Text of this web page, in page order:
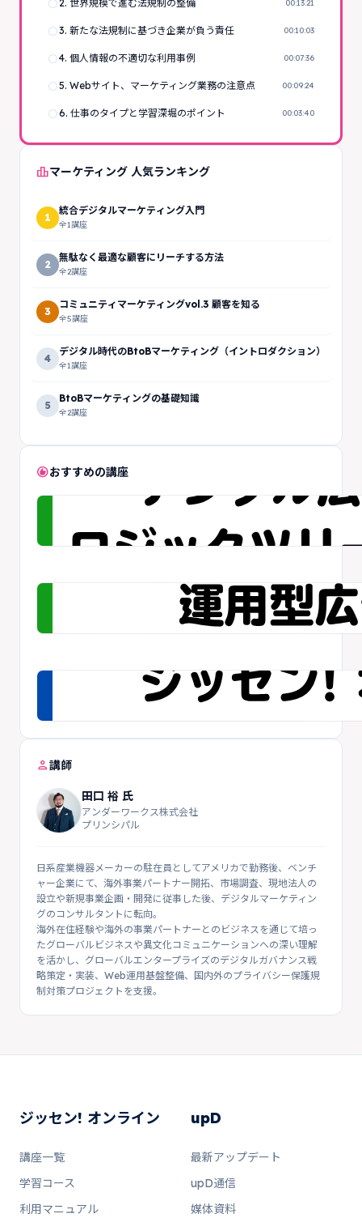
radio_button_unchecked 2. 世界規模で進む法規制の整備 00:13:21
radio_button_unchecked3. 新たな法規制に基づき企業が負う責任 00:10:03
radio_button_unchecked4. 個人情報の不適切な利用事例 00:07:36
radio_button_unchecked5. Webサイト、マーケティング業務の注意点 00:09:24
radio_button_unchecked6. 仕事のタイプと学習深堀のポイント 00:03:40
recommendおすすめの講座
leaderboardマーケティング 人気ランキング
1
統合デジタルマーケティング入門
全1講座
2
無駄なく最適な顧客にリーチする方法
全2講座
3
コミュニティマーケティングvol.3 顧客を知る
全5講座
4
デジタル時代のBtoBマーケティング（イントロダクション）
全1講座
5
BtoBマーケティングの基礎知識
全2講座
person講師
田口 裕 氏
アンダーワークス株式会社
プリンシパル
日系産業機器メーカーの駐在員としてアメリカで勤務後、ベンチ
ャー企業にて、海外事業パートナー開拓、市場調査、現地法人の
設立や新規事業企画・開発に従事した後、デジタルマーケティン
グのコンサルタントに転向。
海外在住経験や海外の事業パートナーとのビジネスを通じて培っ
たグローバルビジネスや異文化コミュニケーションへの深い理解
を活かし、グローバルエンタープライズのデジタルガバナンス戦
略策定・実装、Web運用基盤整備、国内外のプライバシー保護規
制対策プロジェクトを支援。
ジッセン! オンライン
講座一覧
学習コース
利用マニュアル
upD
最新アップデート
upD通信
媒体資料